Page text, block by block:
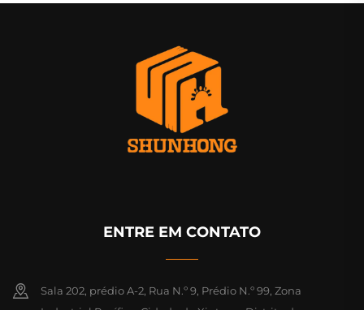
ENTRE EM CONTATO
Sala 202, prédio A-2, Rua N.º 9, Prédio N.º 99, Zona